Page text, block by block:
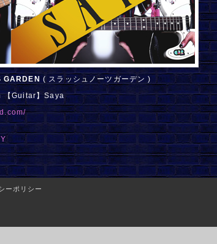
GARDEN ( スラッシュノーツガーデン )
【Guitar】Saya
ーポリシー